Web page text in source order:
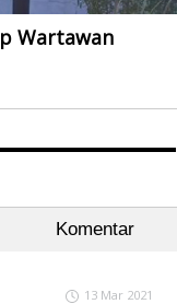
Wartawan
Komentar
13 Mar 2021